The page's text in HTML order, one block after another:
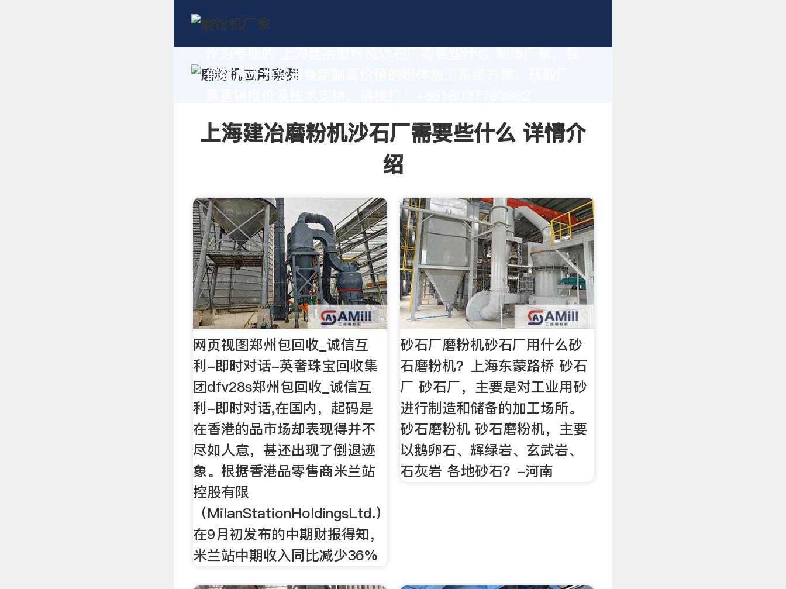
们致力于为您量身定制高价值的粉体加工系统方案。获取厂
上海建冶磨粉机沙石厂需要些什么 详情介
绍
网页视图郑州包回收_诚信互
利-即时对话-英奢珠宝回收集
团dfv28s郑州包回收_诚信互
利-即时对话,在国内，起码是
在香港的品市场却表现得并不
尽如人意，甚还出现了倒退迹
象。根据香港品零售商米兰站
控股有限
（MilanStationHoldingsLtd.）
在9月初发布的中期财报得知，
米兰站中期收入同比减少36%
砂石厂磨粉机砂石厂用什么砂
石磨粉机？上海东蒙路桥 砂石
厂 砂石厂，主要是对工业用砂
进行制造和储备的加工场所。
砂石磨粉机 砂石磨粉机，主要
以鹅卵石、辉绿岩、玄武岩、
石灰岩 各地砂石？-河南